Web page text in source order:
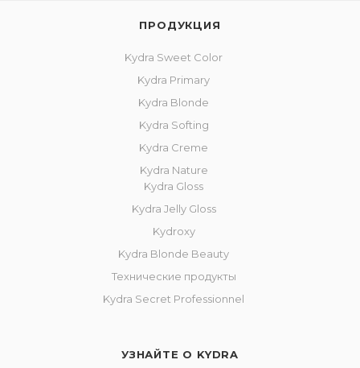
ПРОДУКЦИЯ
Kydra Sweet Color
Kydra Primary
Kydra Blonde
Kydra Softing
Kydra Creme
Kydra Nature
Kydra Gloss
Kydra Jelly Gloss
Kydroxy
Kydra Blonde Beauty
Технические продукты
Kydra Secret Professionnel
УЗНАЙТЕ О KYDRA